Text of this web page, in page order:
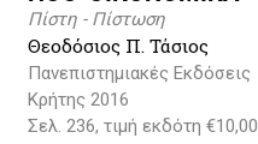
Πίστη - Πίστωση
Θεοδόσιος Π. Τάσιος
Πανεπιστημιακές Εκδόσεις
Κρήτης 2016
Σελ. 236, τιμή εκδότη €10,00